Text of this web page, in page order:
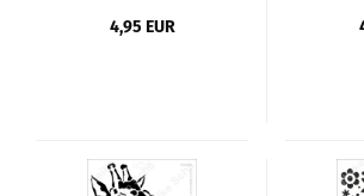
4,95 EUR